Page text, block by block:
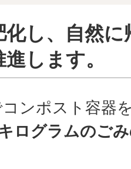
し、自然
します。
ンポスト容器
ログラムのご